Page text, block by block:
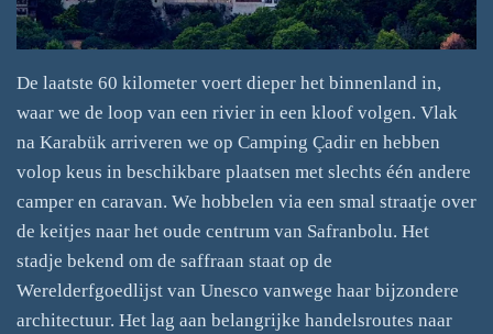
De laatste 60 kilometer voert dieper het binnenland in,
waar we de loop van een rivier in een kloof volgen. Vlak
na Karabük arriveren we op Camping Çadir en hebben
volop keus in beschikbare plaatsen met slechts één andere
camper en caravan. We hobbelen via een smal straatje over
de keitjes naar het oude centrum van Safranbolu. Het
stadje bekend om de saffraan staat op de
Werelderfgoedlijst van Unesco vanwege haar bijzondere
architectuur. Het lag aan belangrijke handelsroutes naar